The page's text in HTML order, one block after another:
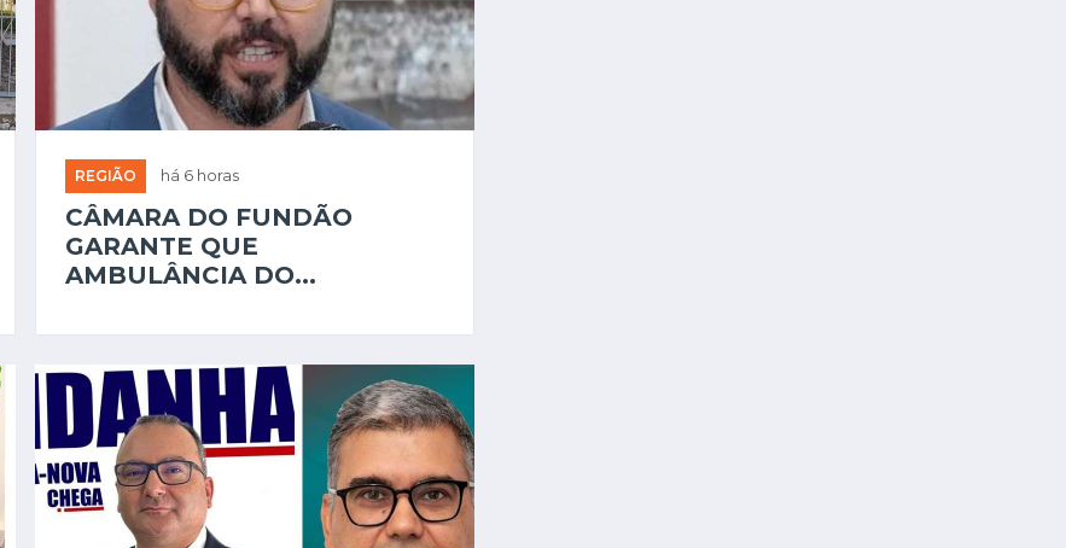
REGIÃO há 6 horas
CÂMARA DO FUNDÃO
GARANTE QUE
AMBULÂNCIA DO...